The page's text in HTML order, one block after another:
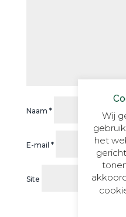
Naam *
E-mail *
Site
Wij
het